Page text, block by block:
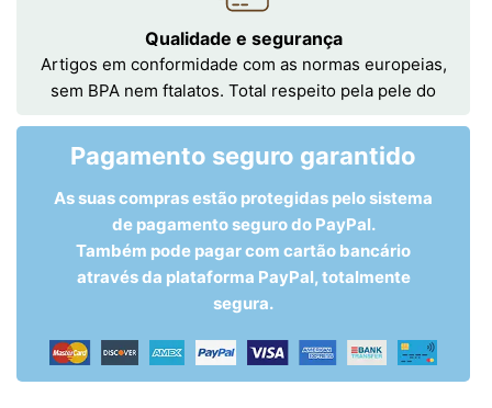
Qualidade e segurança
Artigos em conformidade com as normas europeias,
sem BPA nem ftalatos. Total respeito pela pele do
Pagamento seguro garantido
As suas compras estão protegidas pelo sistema
de pagamento seguro do PayPal.
Também pode pagar com cartão bancário
através da plataforma PayPal, totalmente
segura.